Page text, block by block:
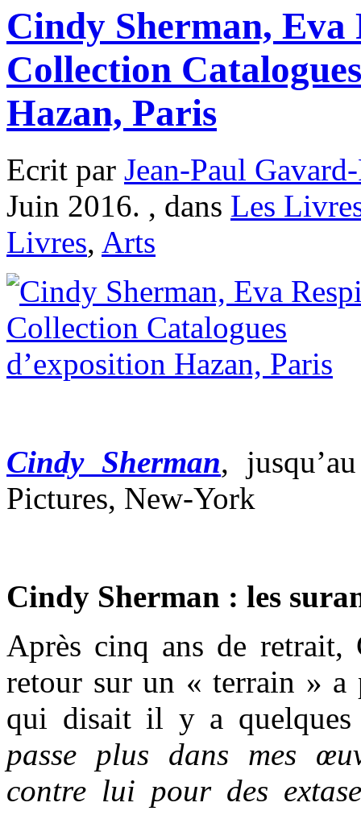
Cindy Sherman, Eva
Collection
Hazan, Paris
Ecrit par Jean-Paul
Juin 2016. , dans Les
Livres, Arts
Cindy Sherman,
Pictures, New-York
Cindy Sherman : les
Après cinq ans de
retour sur un « terrain »
qui disait il y a
passe plus dans mes
contre lui pour des